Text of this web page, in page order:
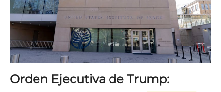
Orden Ejecutiva de Trump: